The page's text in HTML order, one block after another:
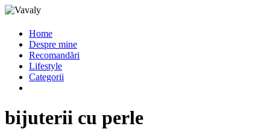
Home
Despre mine
Recomandări
Lifestyle
Categorii
bijuterii cu perle